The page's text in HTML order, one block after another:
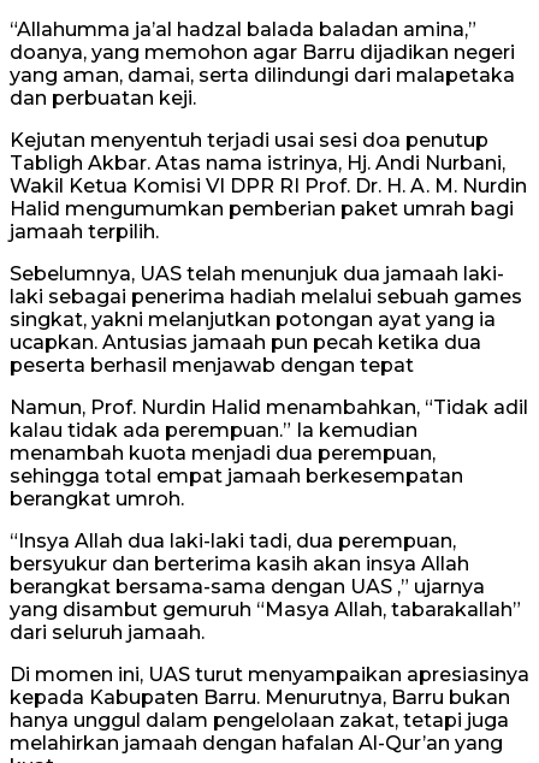
“Allahumma ja’al hadzal balada baladan amina,”
doanya, yang memohon agar Barru dijadikan negeri
yang aman, damai, serta dilindungi dari malapetaka
dan perbuatan keji.
Kejutan menyentuh terjadi usai sesi doa penutup
Tabligh Akbar. Atas nama istrinya, Hj. Andi Nurbani,
Wakil Ketua Komisi VI DPR RI Prof. Dr. H. A. M. Nurdin
Halid mengumumkan pemberian paket umrah bagi
jamaah terpilih.
Sebelumnya, UAS telah menunjuk dua jamaah laki-
laki sebagai penerima hadiah melalui sebuah games
singkat, yakni melanjutkan potongan ayat yang ia
ucapkan. Antusias jamaah pun pecah ketika dua
peserta berhasil menjawab dengan tepat
Namun, Prof. Nurdin Halid menambahkan, “Tidak adil
kalau tidak ada perempuan.” Ia kemudian
menambah kuota menjadi dua perempuan,
sehingga total empat jamaah berkesempatan
berangkat umroh.
“Insya Allah dua laki-laki tadi, dua perempuan,
bersyukur dan berterima kasih akan insya Allah
berangkat bersama-sama dengan UAS ,” ujarnya
yang disambut gemuruh “Masya Allah, tabarakallah”
dari seluruh jamaah.
Di momen ini, UAS turut menyampaikan apresiasinya
kepada Kabupaten Barru. Menurutnya, Barru bukan
hanya unggul dalam pengelolaan zakat, tetapi juga
melahirkan jamaah dengan hafalan Al-Qur’an yang